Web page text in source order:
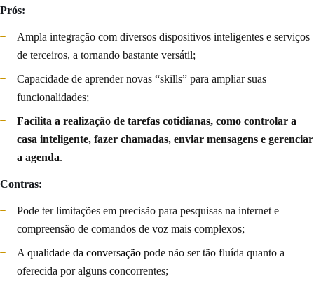
Prós:
Ampla integração com diversos dispositivos inteligentes e serviços
de terceiros, a tornando bastante versátil;
Capacidade de aprender novas “skills” para ampliar suas
funcionalidades;
Facilita a realização de tarefas cotidianas, como controlar a
casa inteligente, fazer chamadas, enviar mensagens e gerenciar
a agenda.
Contras:
Pode ter limitações em precisão para pesquisas na internet e
compreensão de comandos de voz mais complexos;
A qualidade da conversação pode não ser tão fluída quanto a
oferecida por alguns concorrentes;